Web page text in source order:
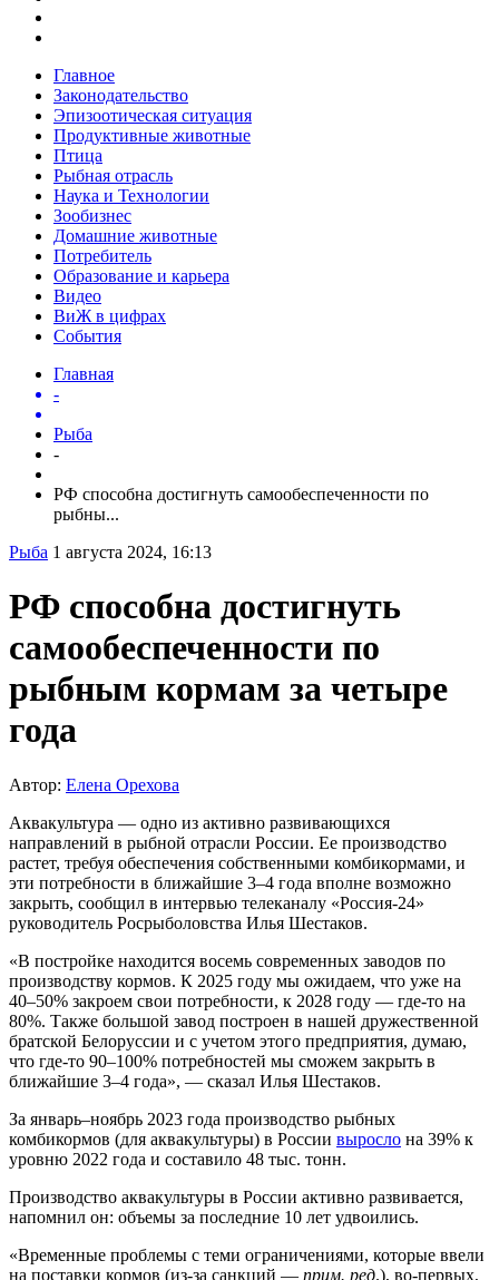
Главное
Законодательство
Эпизоотическая ситуация
Продуктивные животные
Птица
Рыбная отрасль
Наука и Технологии
Зообизнес
Домашние животные
Потребитель
Образование и карьера
Видео
ВиЖ в цифрах
События
Главная
-
Рыба
-
РФ способна достигнуть самообеспеченности по
рыбны...
Рыба 1 августа 2024, 16:13
РФ способна достигнуть
самообеспеченности по
рыбным кормам за четыре
года
Автор: Елена Орехова
Аквакультура — одно из активно развивающихся
направлений в рыбной отрасли России. Ее производство
растет, требуя обеспечения собственными комбикормами, и
эти потребности в ближайшие 3–4 года вполне возможно
закрыть, сообщил в интервью телеканалу «Россия-24»
руководитель Росрыболовства Илья Шестаков.
«В постройке находится восемь современных заводов по
производству кормов. К 2025 году мы ожидаем, что уже на
40–50% закроем свои потребности, к 2028 году — где-то на
80%. Также большой завод построен в нашей дружественной
братской Белоруссии и с учетом этого предприятия, думаю,
что где-то 90–100% потребностей мы сможем закрыть в
ближайшие 3–4 года», — сказал Илья Шестаков.
За январь–ноябрь 2023 года производство рыбных
комбикормов (для аквакультуры) в России выросло на 39% к
уровню 2022 года и составило 48 тыс. тонн.
Производство аквакультуры в России активно развивается,
напомнил он: объемы за последние 10 лет удвоились.
«Временные проблемы с теми ограничениями, которые ввели
на поставки кормов (из-за санкций — прим. ред.), во-первых,